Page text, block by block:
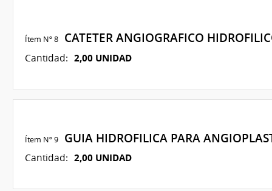
Ítem Nº 8CATETER ANGIOGRAFICO
Cantidad: 2,00 UNIDAD
Ítem Nº 9GUIA HIDROFILICA PARA
Cantidad: 2,00 UNIDAD